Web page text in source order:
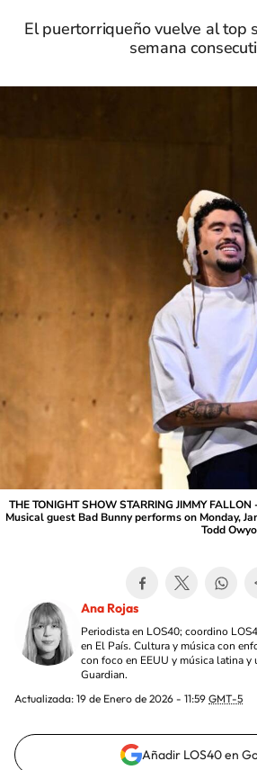
El puertorriqueño vuelve al top
semana
THE TONIGHT SHOW STARRING JIMMY
Musical guest Bad Bunny performs on Monday,
Todd
Ana Rojas
Periodista en LOS40; coordino
en El País. Cultura y música con
con foco en EEUU y música latina y
Guardian.
Actualizada: 19 de Enero de 2026 - 11:59 GMT-5
Añadir LOS40 en